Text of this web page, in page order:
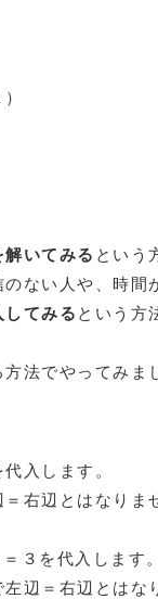
いてみる という
ない人や、時間
してみる という方
法でやってみま
入します。
右辺とはなりま
３を代入します。
辺＝右辺とはな